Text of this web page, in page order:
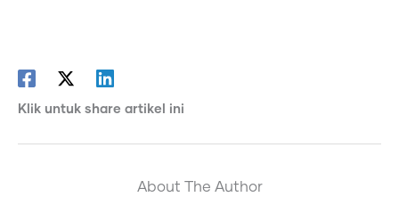
Klik untuk share artikel ini
About The Author